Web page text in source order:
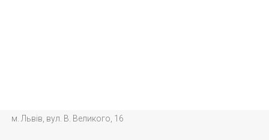
м. Львів, вул. В. Великого, 16